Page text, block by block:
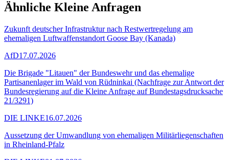
Ähnliche Kleine Anfragen
Zukunft deutscher Infrastruktur nach Restwertregelung am
ehemaligen Luftwaffenstandort Goose Bay (Kanada)
AfD17.07.2026
Die Brigade "Litauen" der Bundeswehr und das ehemalige
Partisanenlager im Wald von Rüdninkai (Nachfrage zur Antwort der
Bundesregierung auf die Kleine Anfrage auf Bundestagsdrucksache
21/3291)
DIE LINKE16.07.2026
Aussetzung der Umwandlung von ehemaligen Militärliegenschaften
in Rheinland-Pfalz